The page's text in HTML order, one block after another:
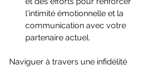
l'intimité émotionnelle et la
communication avec votre
partenaire actuel.
Naviguer à travers une infidélité